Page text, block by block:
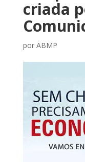
criada
por ABMP